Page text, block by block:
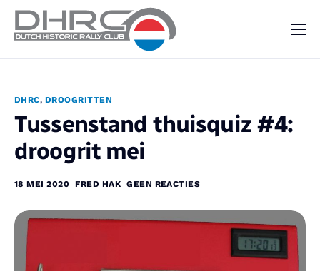
Nieuws
DHRC, DROOGRITTEN
Tussenstand thuisquiz #4:
droogrit mei
18 MEI 2020 FRED HAK GEEN REACTIES